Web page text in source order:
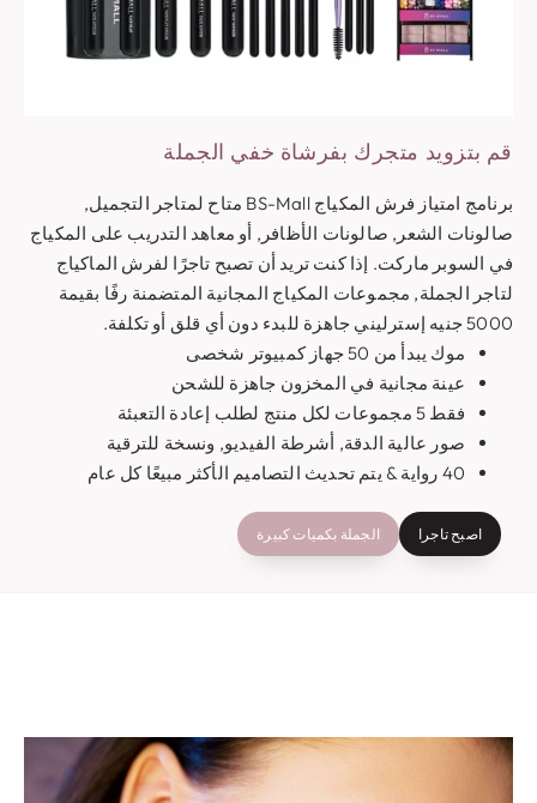
قم بتزويد متجرك بفرشاة خفي الجملة
برنامج امتياز فرش المكياج BS-Mall متاح لمتاجر التجميل,
صالونات الشعر, صالونات الأظافر, أو معاهد التدريب على المكياج
في السوبر ماركت. إذا كنت تريد أن تصبح تاجرًا لفرش الماكياج
لتاجر الجملة, مجموعات المكياج المجانية المتضمنة رفًا بقيمة
5000 جنيه إسترليني جاهزة للبدء دون أي قلق أو تكلفة.
موك يبدأ من 50 جهاز كمبيوتر شخصى
عينة مجانية في المخزون جاهزة للشحن
فقط 5 مجموعات لكل منتج لطلب إعادة التعبئة
صور عالية الدقة, أشرطة الفيديو, ونسخة للترقية
40 رواية & يتم تحديث التصاميم الأكثر مبيعًا كل عام
اصبح تاجرا الجملة بكميات كبيرة